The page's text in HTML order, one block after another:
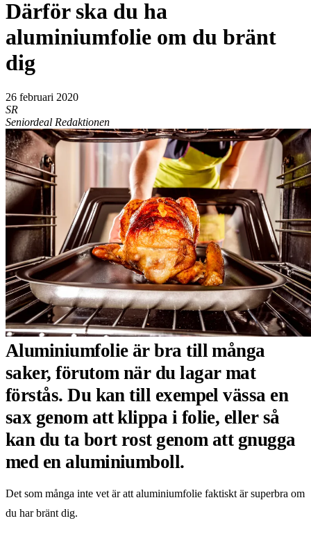
Därför ska du ha
aluminiumfolie om du bränt
dig
26 februari 2020
SR
Seniordeal Redaktionen
Aluminiumfolie är bra till många
saker, förutom när du lagar mat
förstås. Du kan till exempel vässa en
sax genom att klippa i folie, eller så
kan du ta bort rost genom att gnugga
med en aluminiumboll.
Det som många inte vet är att aluminiumfolie faktiskt är superbra om
du har bränt dig.